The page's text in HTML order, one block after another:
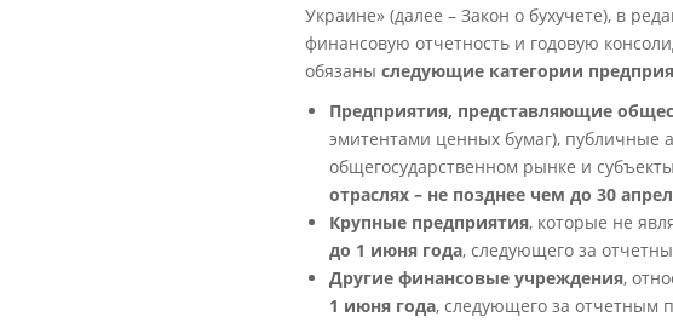
Украине» (далее – Закон о бухучете), в
финансовую отчетность и годовую
обязаны следующие категории
Предприятия, представляющие
эмитентами ценных бумаг), публичные
общегосударственном рынке и
отраслях – не позднее чем до 30
Крупные предприятия, которые не
до 1 июня года, следующего за
Другие финансовые учреждения,
1 июня года, следующего за отчетным